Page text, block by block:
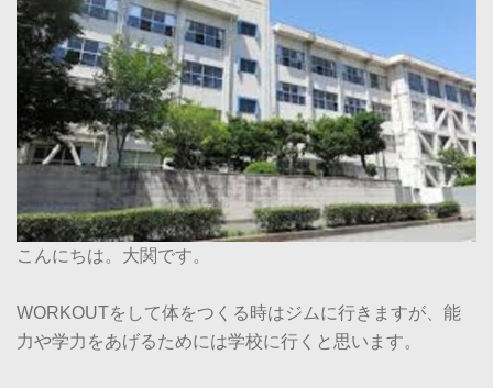
こんにちは。大関です。
WORKOUTをして体をつくる時はジムに行きますが、能
力や学力をあげるためには学校に行くと思います。